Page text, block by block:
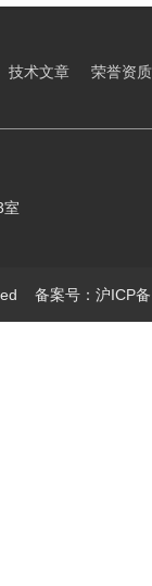
技术文章 荣誉资质
室
备案号：沪ICP